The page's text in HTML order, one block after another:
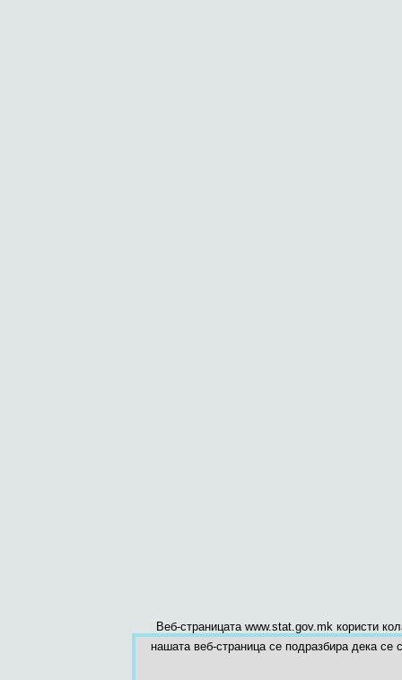
Веб-страницата www.stat.gov.mk користи
нашата веб-страница се подразбира дека се